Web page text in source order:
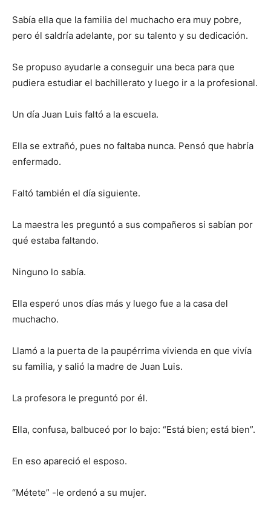
Sabía ella que la familia del muchacho era muy pobre,
pero él saldría adelante, por su talento y su dedicación.
Se propuso ayudarle a conseguir una beca para que
pudiera estudiar el bachillerato y luego ir a la profesional.
Un día Juan Luis faltó a la escuela.
Ella se extrañó, pues no faltaba nunca. Pensó que habría
enfermado.
Faltó también el día siguiente.
La maestra les preguntó a sus compañeros si sabían por
qué estaba faltando.
Ninguno lo sabía.
Ella esperó unos días más y luego fue a la casa del
muchacho.
Llamó a la puerta de la paupérrima vivienda en que vivía
su familia, y salió la madre de Juan Luis.
La profesora le preguntó por él.
Ella, confusa, balbuceó por lo bajo: “Está bien; está bien”.
En eso apareció el esposo.
“Métete” -le ordenó a su mujer.